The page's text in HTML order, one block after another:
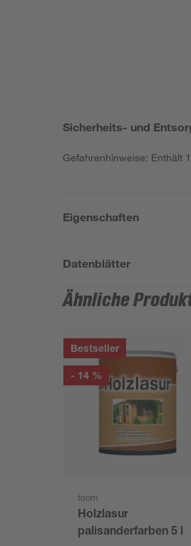
Sicherheits- und
Gefahrenhinweise: Enthält
Eigenschaften
Datenblätter
Ähnliche
Bestseller
- 14 %
toom
Holzlasur
palisanderfarben 5 l